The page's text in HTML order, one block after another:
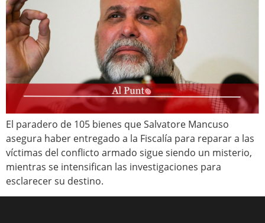
El paradero de 105 bienes que Salvatore Mancuso
asegura haber entregado a la Fiscalía para reparar a las
víctimas del conflicto armado sigue siendo un misterio,
mientras se intensifican las investigaciones para
esclarecer su destino.